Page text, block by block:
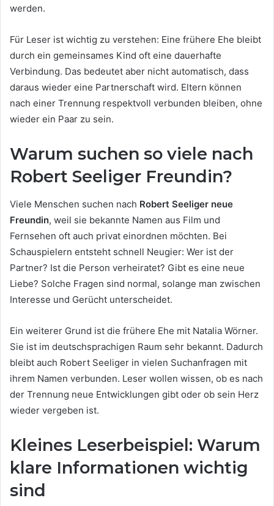
werden.
Für Leser ist wichtig zu verstehen: Eine frühere Ehe bleibt
durch ein gemeinsames Kind oft eine dauerhafte
Verbindung. Das bedeutet aber nicht automatisch, dass
daraus wieder eine Partnerschaft wird. Eltern können
nach einer Trennung respektvoll verbunden bleiben, ohne
wieder ein Paar zu sein.
Warum suchen so viele nach
Robert Seeliger Freundin?
Viele Menschen suchen nach Robert Seeliger neue
Freundin, weil sie bekannte Namen aus Film und
Fernsehen oft auch privat einordnen möchten. Bei
Schauspielern entsteht schnell Neugier: Wer ist der
Partner? Ist die Person verheiratet? Gibt es eine neue
Liebe? Solche Fragen sind normal, solange man zwischen
Interesse und Gerücht unterscheidet.
Ein weiterer Grund ist die frühere Ehe mit Natalia Wörner.
Sie ist im deutschsprachigen Raum sehr bekannt. Dadurch
bleibt auch Robert Seeliger in vielen Suchanfragen mit
ihrem Namen verbunden. Leser wollen wissen, ob es nach
der Trennung neue Entwicklungen gibt oder ob sein Herz
wieder vergeben ist.
Kleines Leserbeispiel: Warum
klare Informationen wichtig
sind